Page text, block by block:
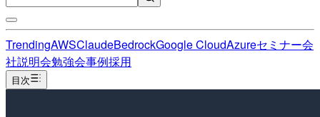
TrendingAWSClaudeBedrockGoogle CloudAzureセミナー会
社説明会勉強会事例採用
目次